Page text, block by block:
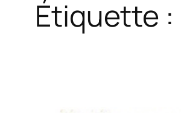
Étiquette :